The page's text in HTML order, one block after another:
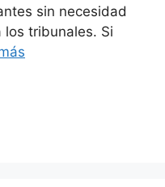
sin necesidad
tribunales. Si